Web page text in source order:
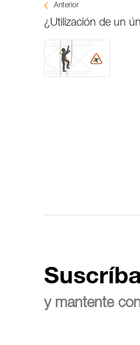
Anterior
¿Utilización de un
y mantente